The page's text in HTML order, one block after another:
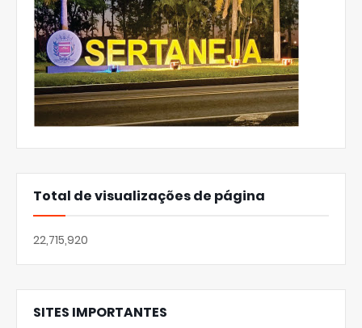
Total de visualizações de página
22,715,920
SITES IMPORTANTES